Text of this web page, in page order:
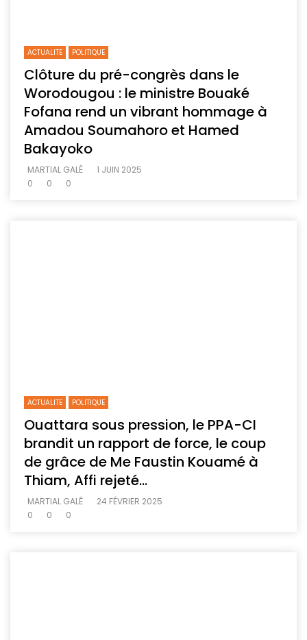
ACTUALITE POLITIQUE
Clôture du pré-congrès dans le
Worodougou : le ministre Bouaké
Fofana rend un vibrant hommage à
Amadou Soumahoro et Hamed
Bakayoko
MARTIAL GALÉ
1 JUIN 2025
0
0 0
ACTUALITE POLITIQUE
Ouattara sous pression, le PPA-CI
brandit un rapport de force, le coup
de grâce de Me Faustin Kouamé à
Thiam, Affi rejeté…
MARTIAL GALÉ
24 FÉVRIER 2025
0
0 0